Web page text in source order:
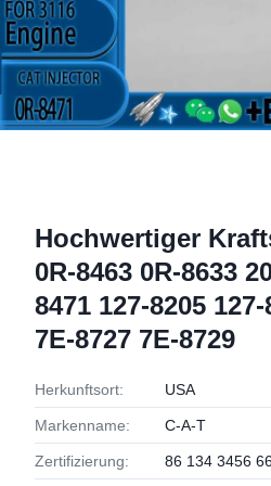
Hochwertiger
0R-8463 0R-8633
8471 127-8205
7E-8727 7E-8729
Herkunftsort: USA
Markenname: C-A-T
Zertifizierung: 86 134 3456